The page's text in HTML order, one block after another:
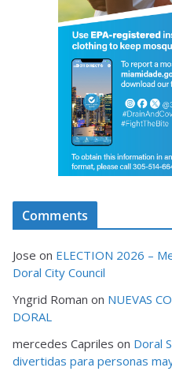
Comments
Jose on ELECTION 2026 –
Doral City Council
Yngrid Roman on NUEVAS
DORAL
mercedes Capriles on Doral
divertidas para personas